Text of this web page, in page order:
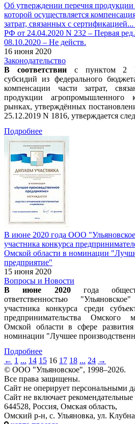
Об утверждении перечня
которой осуществляется
затрат, связанных с
РФ от 24.04.2020 N 232 – Первая
08.10.2020 – Не действ.
16 июня 2020
Законодательство
В соответствиис пунктом 2
субсидий из федерального
компенсации части затрат,
продукции агропромышленного
рынках, утверждённых
25.12.2019 N 1816, утверждается
Подробнее
В июне 2020 года ООО
участника конкурса
Омской области в номинации
предприятие"
15 июня 2020
Вопросы и Новости
В июне 2020года
ответственностью
участника конкурса среди
предпринимательства Омского
Омской области в сфере развития
номинации "Лучшее
Подробнее
← 1 ... 14 15 16 17 18 ... 24 →
© ООО "Ульяновское", 1998–2026.
Все права защищены.
Сайт не оперирует персональными
Сайт не включает рекомендательные
644528, Россия, Омская область,
Омский р-н, с. Ульяновка, ул.